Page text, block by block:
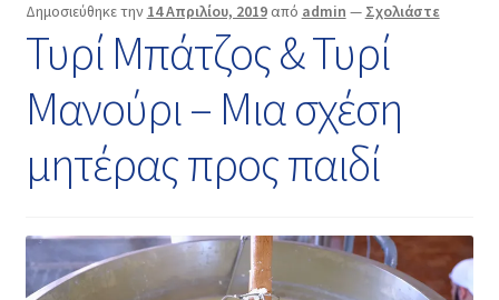
Δημοσιεύθηκε την 14 Απριλίου, 2019 από admin — Σχολιάστε
Τυρί Μπάτζος & Τυρί
Μανούρι – Μια σχέση
μητέρας προς παιδί